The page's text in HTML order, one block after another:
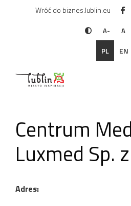
Wróć do biznes.lublin.eu
A- A
PL EN
Centrum
Luxmed Sp.
Adres: